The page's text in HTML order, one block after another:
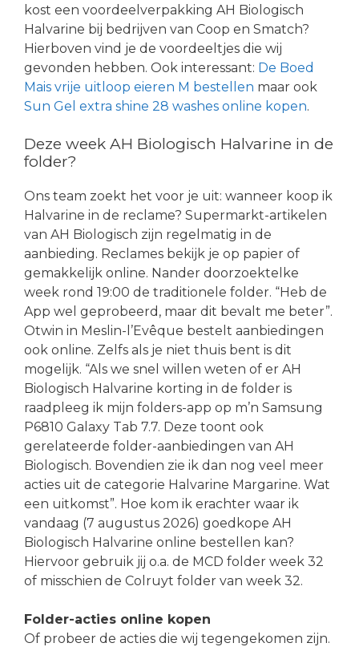
kost een voordeelverpakking AH Biologisch
Halvarine bij bedrijven van Coop en Smatch?
Hierboven vind je de voordeeltjes die wij
gevonden hebben. Ook interessant: De Boed
Mais vrije uitloop eieren M bestellen maar ook
Sun Gel extra shine 28 washes online kopen.
Deze week AH Biologisch Halvarine in de
folder?
Ons team zoekt het voor je uit: wanneer koop ik
Halvarine in de reclame? Supermarkt-artikelen
van AH Biologisch zijn regelmatig in de
aanbieding. Reclames bekijk je op papier of
gemakkelijk online. Nander doorzoektelke
week rond 19:00 de traditionele folder. “Heb de
App wel geprobeerd, maar dit bevalt me beter”.
Otwin in Meslin-l’Evêque bestelt aanbiedingen
ook online. Zelfs als je niet thuis bent is dit
mogelijk. “Als we snel willen weten of er AH
Biologisch Halvarine korting in de folder is
raadpleeg ik mijn folders-app op m’n Samsung
P6810 Galaxy Tab 7.7. Deze toont ook
gerelateerde folder-aanbiedingen van AH
Biologisch. Bovendien zie ik dan nog veel meer
acties uit de categorie Halvarine Margarine. Wat
een uitkomst”. Hoe kom ik erachter waar ik
vandaag (7 augustus 2026) goedkope AH
Biologisch Halvarine online bestellen kan?
Hiervoor gebruik jij o.a. de MCD folder week 32
of misschien de Colruyt folder van week 32.
Folder-acties online kopen
Of probeer de acties die wij tegengekomen zijn.